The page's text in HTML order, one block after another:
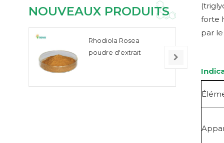
forte
par
NOUVEAUX PRODUITS
Rhodiola Rosea
poudre d'extrait